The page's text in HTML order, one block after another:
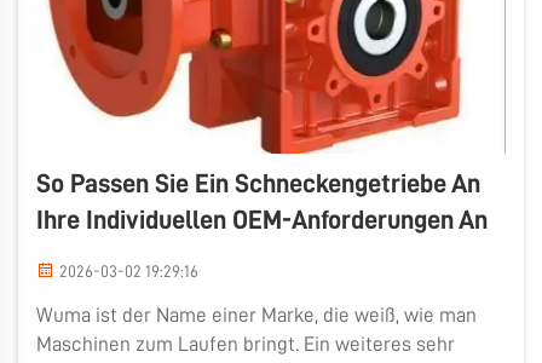
So Passen Sie Ein Schneckengetriebe An
Ihre Individuellen OEM-Anforderungen An
2026-03-02 19:29:16
Wuma ist der Name einer Marke, die weiß, wie man
Maschinen zum Laufen bringt. Ein weiteres sehr